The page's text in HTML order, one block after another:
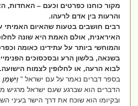
מקור כוחנו כפרטים וכעם – האחדות,
והרעות בין אדם לרעהו.
רבים חושבים בטעות שהאיום האמיתי על
האיראנית, אולם האמת היא שונה
והמוחשי ביותר על עתידינו כאומה
בשנאה, בלשון הרע ובסכסוכים הפנימיים
לבוא הרעה, או לחלופין לצמוח הישועה.
בספר דברים נאמר על עם ישראל " וַיִּשְׁמַן
הדברים הוא שברגע שעם ישראל מרגיש
ובקיומו הוא שוכח את דרך הישר בעיני